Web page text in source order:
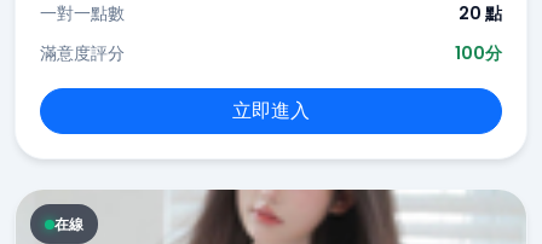
一對一點數
20 點
滿意度評分
100分
立即進入
在線